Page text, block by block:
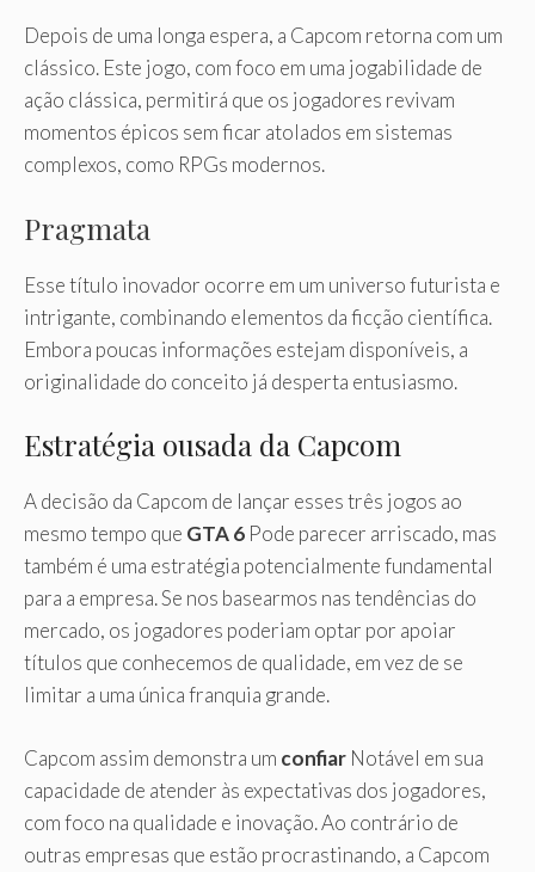
Depois de uma longa espera, a Capcom retorna com um
clássico. Este jogo, com foco em uma jogabilidade de
ação clássica, permitirá que os jogadores revivam
momentos épicos sem ficar atolados em sistemas
complexos, como RPGs modernos.
Pragmata
Esse título inovador ocorre em um universo futurista e
intrigante, combinando elementos da ficção científica.
Embora poucas informações estejam disponíveis, a
originalidade do conceito já desperta entusiasmo.
Estratégia ousada da Capcom
A decisão da Capcom de lançar esses três jogos ao
mesmo tempo que GTA 6 Pode parecer arriscado, mas
também é uma estratégia potencialmente fundamental
para a empresa. Se nos basearmos nas tendências do
mercado, os jogadores poderiam optar por apoiar
títulos que conhecemos de qualidade, em vez de se
limitar a uma única franquia grande.
Capcom assim demonstra um confiar Notável em sua
capacidade de atender às expectativas dos jogadores,
com foco na qualidade e inovação. Ao contrário de
outras empresas que estão procrastinando, a Capcom